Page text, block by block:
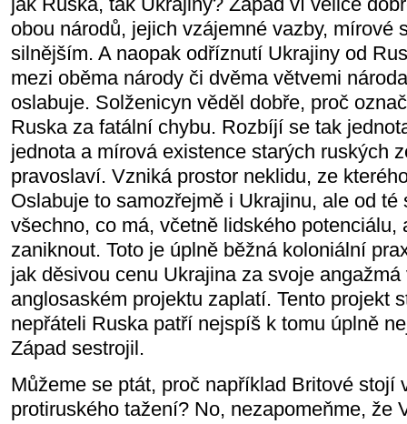
obou národů, jejich vzájemné vazby, mírové
silnějším. A naopak odříznutí Ukrajiny od
mezi oběma národy či dvěma větvemi
oslabuje. Solženicyn věděl dobře, proč
Ruska za fatální chybu. Rozbíjí se tak
jednota a mírová existence starých ruských
pravoslaví. Vzniká prostor neklidu, ze
Oslabuje to samozřejmě i Ukrajinu, ale od té
všechno, co má, včetně lidského potenciálu,
zaniknout. Toto je úplně běžná koloniální
jak děsivou cenu Ukrajina za svoje
anglosaském projektu zaplatí. Tento projekt
nepřáteli Ruska patří nejspíš k tomu úplně
Západ sestrojil.
Můžeme se ptát, proč například Britové stojí
protiruského tažení? No, nezapomeňme, že